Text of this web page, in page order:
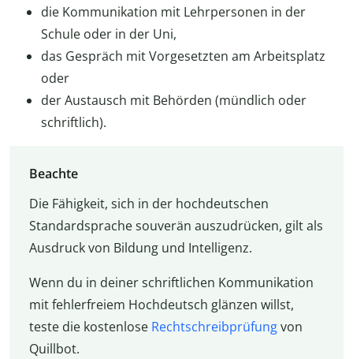
die Kommunikation mit Lehrpersonen in der
Schule oder in der Uni,
das Gespräch mit Vorgesetzten am Arbeitsplatz
oder
der Austausch mit Behörden (mündlich oder
schriftlich).
Beachte
Die Fähigkeit, sich in der hochdeutschen
Standardsprache souverän auszudrücken, gilt als
Ausdruck von Bildung und Intelligenz.
Wenn du in deiner schriftlichen Kommunikation
mit fehlerfreiem Hochdeutsch glänzen willst,
teste die kostenlose Rechtschreibprüfungvon
Quillbot.